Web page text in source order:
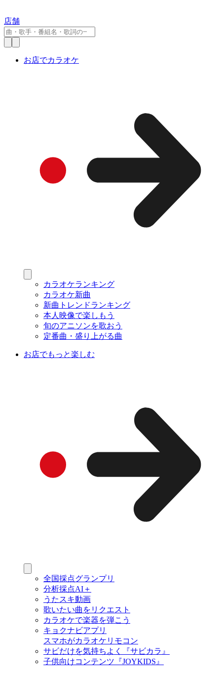
店舗
お店でカラオケ
カラオケランキング
カラオケ新曲
新曲トレンドランキング
本人映像で楽しもう
旬のアニソンを歌おう
定番曲・盛り上がる曲
お店でもっと楽しむ
全国採点グランプリ
分析採点AI＋
うたスキ動画
歌いたい曲をリクエスト
カラオケで楽器を弾こう
キョクナビアプリ
スマホがカラオケリモコン
サビだけを気持ちよく『サビカラ』
子供向けコンテンツ『JOYKIDS』